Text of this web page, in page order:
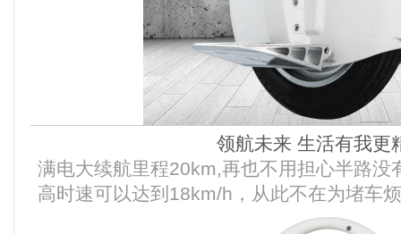
领航未来 生活有我更
满电大续航里程20km,再也不用担心半路没
高时速可以达到18km/h，从此不在为堵车